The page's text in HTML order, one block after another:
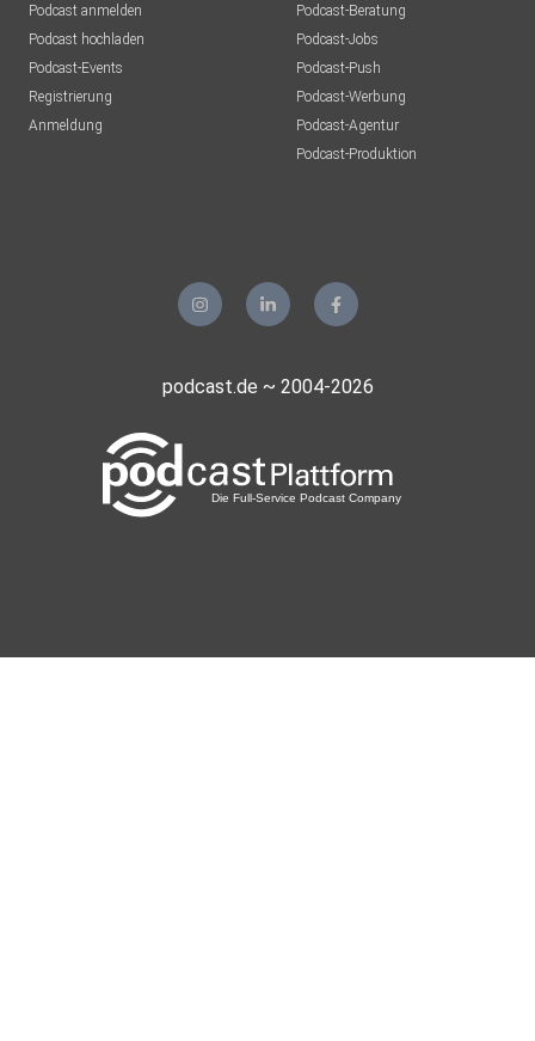
Podcast anmelden
Podcast hochladen
Podcast-Events
Registrierung
Anmeldung
Podcast-Beratung
Podcast-Jobs
Podcast-Push
Podcast-Werbung
Podcast-Agentur
Podcast-Produktion
podcast.de ~ 2004-2026